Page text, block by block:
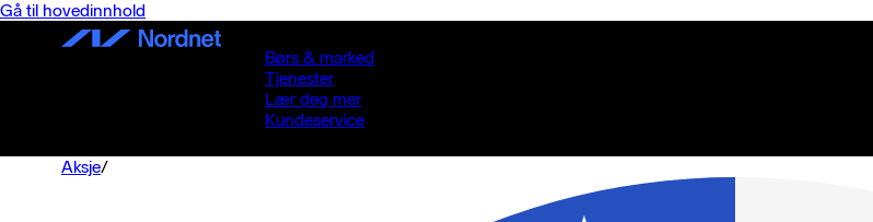
Gå til hovedinnhold
Børs & marked
Tjenester
Lær deg mer
Kundeservice
Aksje/